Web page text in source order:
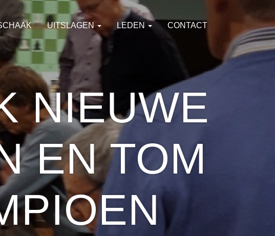
UITSLAGEN LEDEN CONTACT
NIEUWE
EN TOM